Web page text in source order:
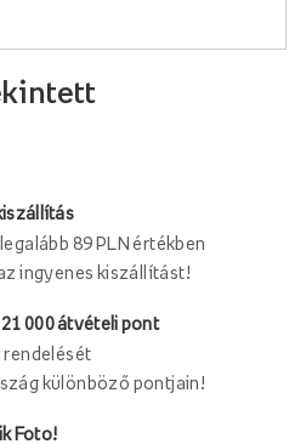
89 PLN értékben
ingyenes kiszállítást!
000 átvételi pont
rendelését
különböző pontjain!
Foto!